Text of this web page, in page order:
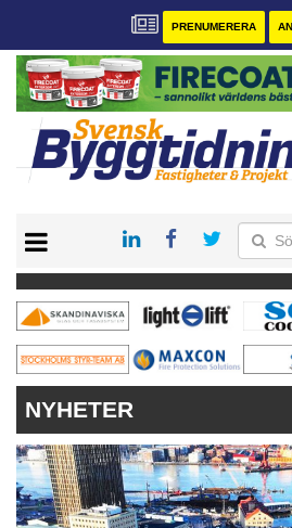
PRENUMERERA
PRENUMERERA
VÅRA ANDRA MAGASIN
ANNONSERA
KONTAKT
NYHETER